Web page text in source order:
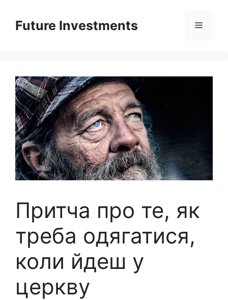
вмістуFuture Investments Меню
Притча про те, як
треба одягатися,
коли йдеш у
церкву